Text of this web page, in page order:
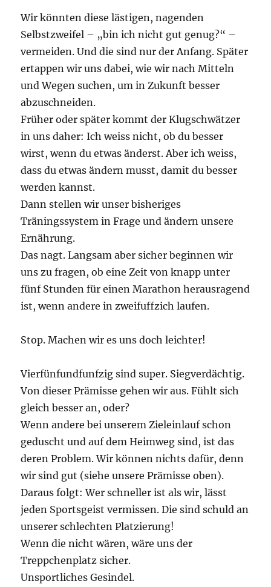
Wir könnten diese lästigen, nagenden
Selbstzweifel – „bin ich nicht gut genug?“ –
vermeiden. Und die sind nur der Anfang. Später
ertappen wir uns dabei, wie wir nach Mitteln
und Wegen suchen, um in Zukunft besser
abzuschneiden.
Früher oder später kommt der Klugschwätzer
in uns daher: Ich weiss nicht, ob du besser
wirst, wenn du etwas änderst. Aber ich weiss,
dass du etwas ändern musst, damit du besser
werden kannst.
Dann stellen wir unser bisheriges
Träningssystem in Frage und ändern unsere
Ernährung.
Das nagt. Langsam aber sicher beginnen wir
uns zu fragen, ob eine Zeit von knapp unter
fünf Stunden für einen Marathon herausragend
ist, wenn andere in zweifuffzich laufen.
Stop. Machen wir es uns doch leichter!
Vierfünfundfunfzig sind super. Siegverdächtig.
Von dieser Prämisse gehen wir aus. Fühlt sich
gleich besser an, oder?
Wenn andere bei unserem Zieleinlauf schon
geduscht und auf dem Heimweg sind, ist das
deren Problem. Wir können nichts dafür, denn
wir sind gut (siehe unsere Prämisse oben).
Daraus folgt: Wer schneller ist als wir, lässt
jeden Sportsgeist vermissen. Die sind schuld an
unserer schlechten Platzierung!
Wenn die nicht wären, wäre uns der
Treppchenplatz sicher.
Unsportliches Gesindel.